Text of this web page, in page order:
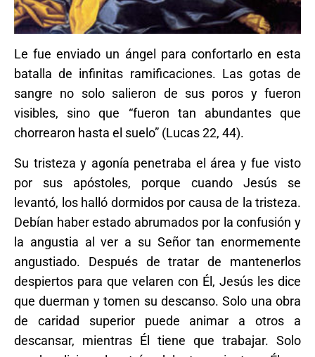
Le fue enviado un ángel para confortarlo en esta
batalla de infinitas ramificaciones. Las gotas de
sangre no solo salieron de sus poros y fueron
visibles, sino que “fueron tan abundantes que
chorrearon hasta el suelo” (Lucas 22, 44).
Su tristeza y agonía penetraba el área y fue visto
por sus apóstoles, porque cuando Jesús se
levantó, los halló dormidos por causa de la tristeza.
Debían haber estado abrumados por la confusión y
la angustia al ver a su Señor tan enormemente
angustiado. Después de tratar de mantenerlos
despiertos para que velaren con Él, Jesús les dice
que duerman y tomen su descanso. Solo una obra
de caridad superior puede animar a otros a
descansar, mientras Él tiene que trabajar. Solo